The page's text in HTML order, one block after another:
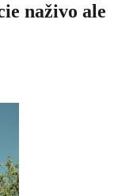
naživo ale